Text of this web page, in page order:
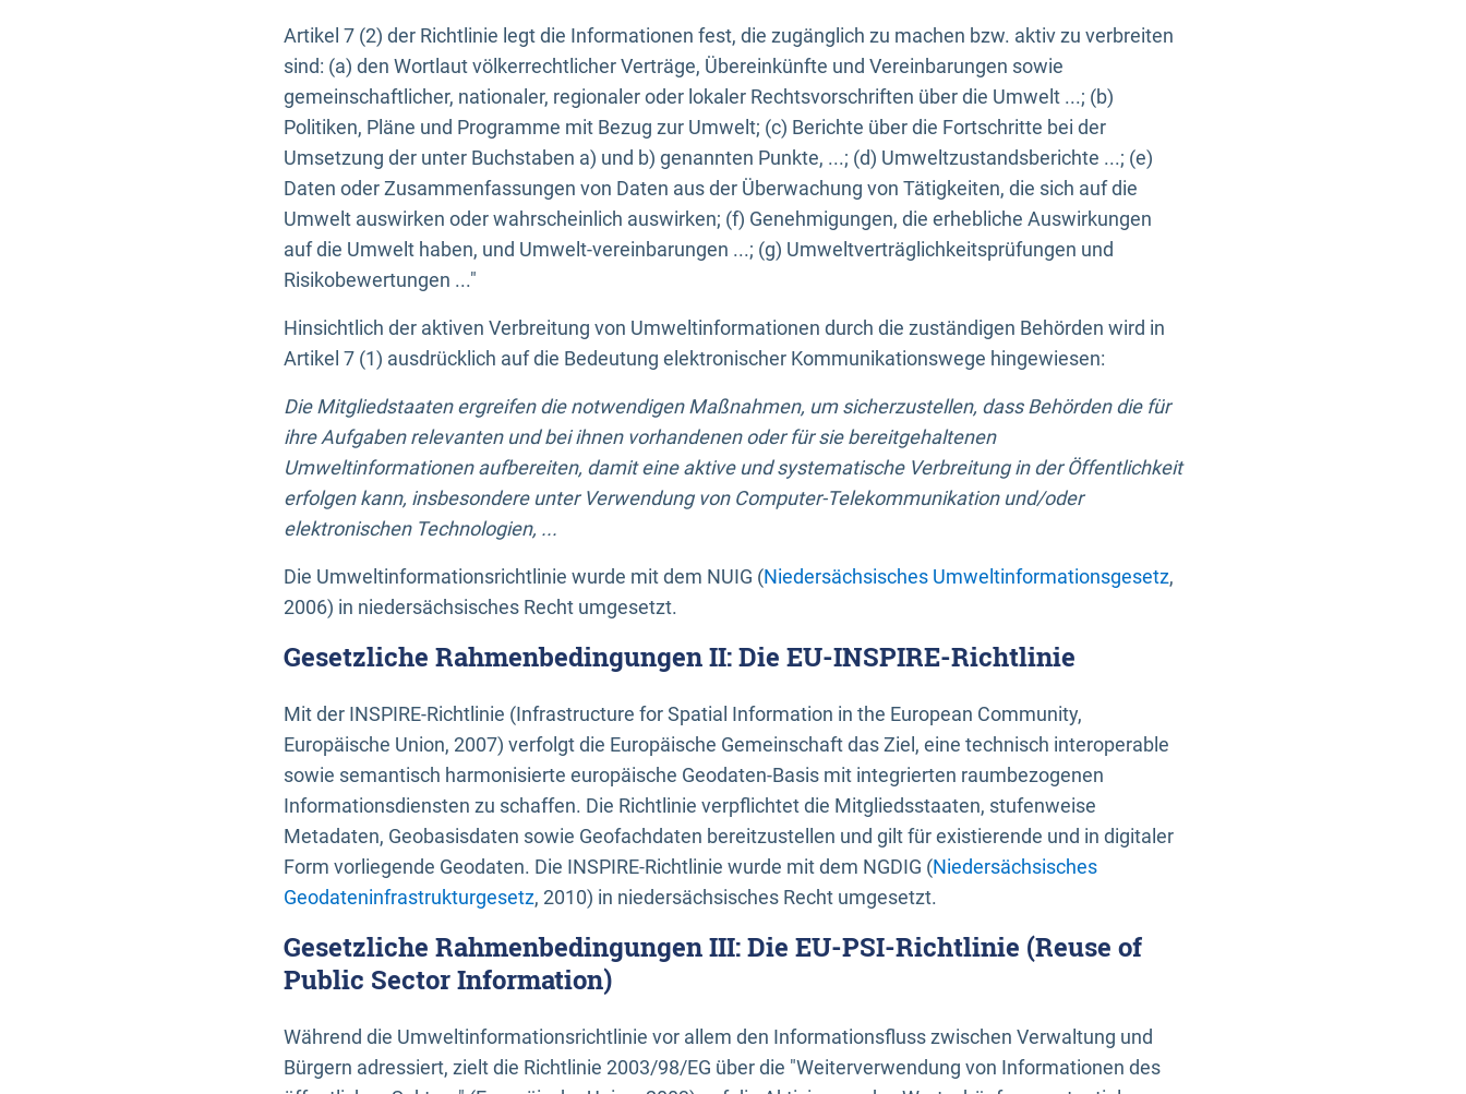
Artikel 7 (2) der Richtlinie legt die Informationen fest, die zugänglich zu machen bzw. aktiv zu verbreiten
sind: (a) den Wortlaut völkerrechtlicher Verträge, Übereinkünfte und Vereinbarungen sowie
gemeinschaftlicher, nationaler, regionaler oder lokaler Rechtsvorschriften über die Umwelt ...; (b)
Politiken, Pläne und Programme mit Bezug zur Umwelt; (c) Berichte über die Fortschritte bei der
Umsetzung der unter Buchstaben a) und b) genannten Punkte, ...; (d) Umweltzustandsberichte ...; (e)
Daten oder Zusammenfassungen von Daten aus der Überwachung von Tätigkeiten, die sich auf die
Umwelt auswirken oder wahrscheinlich auswirken; (f) Genehmigungen, die erhebliche Auswirkungen
auf die Umwelt haben, und Umwelt-vereinbarungen ...; (g) Umweltverträglichkeitsprüfungen und
Risikobewertungen ..."
Hinsichtlich der aktiven Verbreitung von Umweltinformationen durch die zuständigen Behörden wird in
Artikel 7 (1) ausdrücklich auf die Bedeutung elektronischer Kommunikationswege hingewiesen:
Die Mitgliedstaaten ergreifen die notwendigen Maßnahmen, um sicherzustellen, dass Behörden die für
ihre Aufgaben relevanten und bei ihnen vorhandenen oder für sie bereitgehaltenen
Umweltinformationen aufbereiten, damit eine aktive und systematische Verbreitung in der Öffentlichkeit
erfolgen kann, insbesondere unter Verwendung von Computer-Telekommunikation und/oder
elektronischen Technologien, ...
Die Umweltinformationsrichtlinie wurde mit dem NUIG (Niedersächsisches Umweltinformationsgesetz,
2006) in niedersächsisches Recht umgesetzt.
Gesetzliche Rahmenbedingungen II: Die EU-INSPIRE-Richtlinie
Mit der INSPIRE-Richtlinie (Infrastructure for Spatial Information in the European Community,
Europäische Union, 2007) verfolgt die Europäische Gemeinschaft das Ziel, eine technisch interoperable
sowie semantisch harmonisierte europäische Geodaten-Basis mit integrierten raumbezogenen
Informationsdiensten zu schaffen. Die Richtlinie verpflichtet die Mitgliedsstaaten, stufenweise
Metadaten, Geobasisdaten sowie Geofachdaten bereitzustellen und gilt für existierende und in digitaler
Form vorliegende Geodaten. Die INSPIRE-Richtlinie wurde mit dem NGDIG (Niedersächsisches
Geodateninfrastrukturgesetz, 2010) in niedersächsisches Recht umgesetzt.
Gesetzliche Rahmenbedingungen III: Die EU-PSI-Richtlinie (Reuse of
Public Sector Information)
Während die Umweltinformationsrichtlinie vor allem den Informationsfluss zwischen Verwaltung und
Bürgern adressiert, zielt die Richtlinie 2003/98/EG über die "Weiterverwendung von Informationen des